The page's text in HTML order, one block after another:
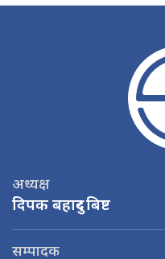
अध्यक्ष
दिपक बहादुर बिष्ट
सम्पादक